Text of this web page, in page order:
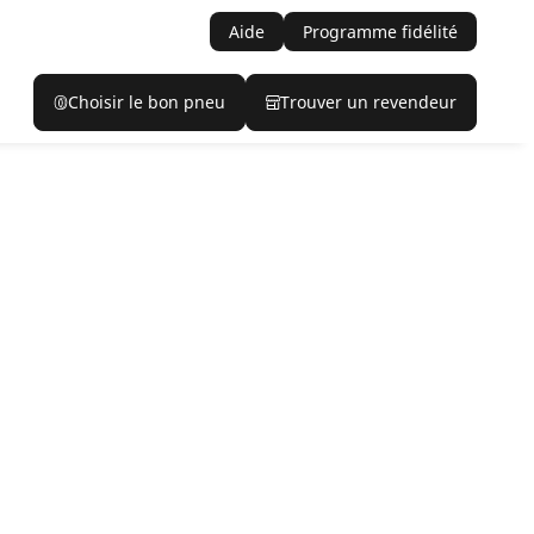
Aide Programme fidélité
Choisir le bon pneu Trouver un revendeur